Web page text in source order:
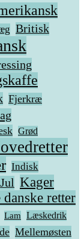
Britisk
Fjerkræ
Grød
Indisk
Jul Kager
retter
Lam Læskedrik
Mellemøsten